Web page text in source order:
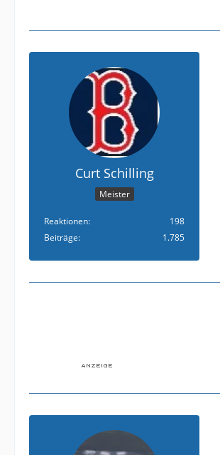
Curt Schilling
Meister
Reaktionen
198
Beiträge
1.785